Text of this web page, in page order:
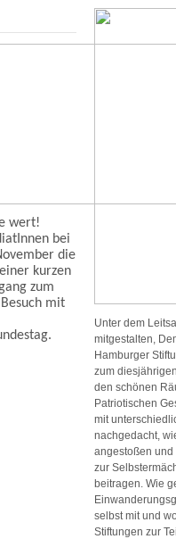
wert!
bei
die
kurzen
zum
mit
Unter dem
mitgestalten,
Hamburger
zum
den schönen
Patriotischen
mit
nachgedacht,
angestoßen
zur
beitragen. Wie
selbst mit und
Stiftungen zur